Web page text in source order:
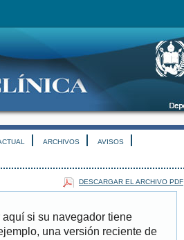
ARCHIVOS AVISOS
DESCARGAR EL ARCHIVO PDF
si su navegador tiene
una versión reciente de